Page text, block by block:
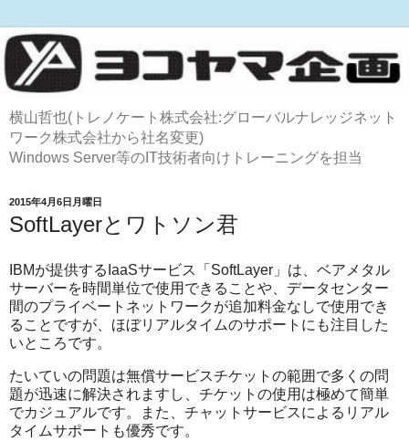
横山哲也(トレノケート株式会社:グローバルナレッジネット
ワーク株式会社から社名変更)
Windows Server等のIT技術者向けトレーニングを担当
2015年4月6日月曜日
SoftLayerとワトソン君
IBMが提供するIaaSサービス「SoftLayer」は、ベアメタル
サーバーを時間単位で使用できることや、データセンター
間のプライベートネットワークが追加料金なしで使用でき
ることですが、ほぼリアルタイムのサポートにも注目した
いところです。
たいていの問題は無償サービスチケットの範囲で多くの問
題が迅速に解決されますし、チケットの使用は極めて簡単
でカジュアルです。また、チャットサービスによるリアル
タイムサポートも優秀です。